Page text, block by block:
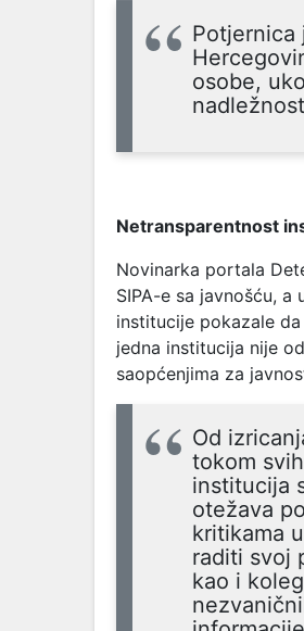
Potjernica
osobe,
Netransparentnost
Novinarka portala
SIPA-e sa javnošću,
institucije pokazale
jedna institucija nije
saopćenjima za
Od
tokom
institucija
otežava
kritikama
raditi svoj
kao i